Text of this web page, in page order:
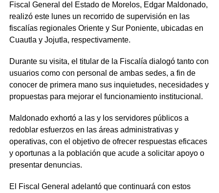
Fiscal General del Estado de Morelos, Edgar Maldonado,
realizó este lunes un recorrido de supervisión en las
fiscalías regionales Oriente y Sur Poniente, ubicadas en
Cuautla y Jojutla, respectivamente.
Durante su visita, el titular de la Fiscalía dialogó tanto con
usuarios como con personal de ambas sedes, a fin de
conocer de primera mano sus inquietudes, necesidades y
propuestas para mejorar el funcionamiento institucional.
Maldonado exhortó a las y los servidores públicos a
redoblar esfuerzos en las áreas administrativas y
operativas, con el objetivo de ofrecer respuestas eficaces
y oportunas a la población que acude a solicitar apoyo o
presentar denuncias.
El Fiscal General adelantó que continuará con estos